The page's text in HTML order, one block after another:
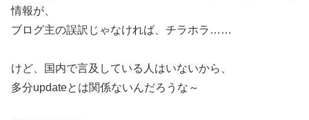
情報が、
ブログ主の誤訳じゃなければ、チラホラ……
けど、国内で言及している人はいないから、
多分updateとは関係ないんだろうな～